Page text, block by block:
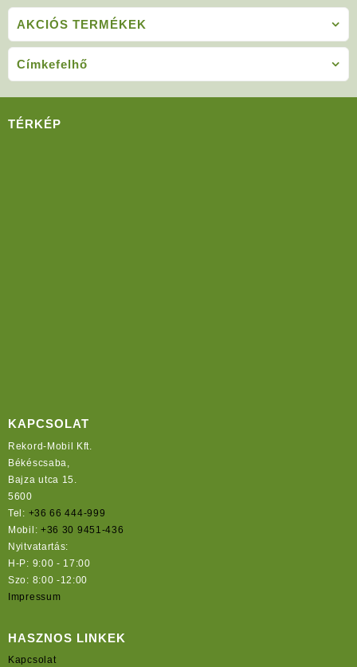
AKCIÓS TERMÉKEK
Címkefelhő
TÉRKÉP
KAPCSOLAT
Rekord-Mobil Kft.
Békéscsaba,
Bajza utca 15.
5600
Tel: +36 66 444-999
Mobil: +36 30 9451-436
Nyitvatartás:
H-P: 9:00 - 17:00
Szo: 8:00 -12:00
Impressum
HASZNOS LINKEK
Kapcsolat